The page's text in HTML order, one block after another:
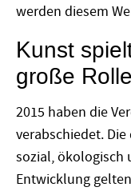
werden diesem
Kunst
große Rolle
2015 haben die
verabschiedet.
sozial, ökologisch
Entwicklung